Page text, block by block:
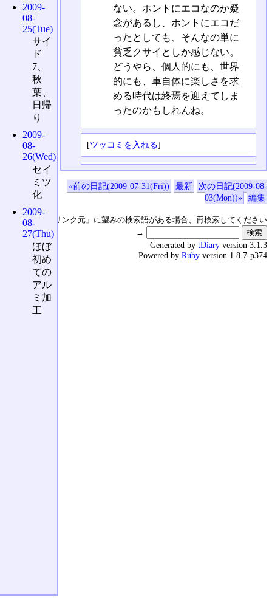
ない。ホントにエコなのか疑
念があるし、ホントにエコだ
ったとしても、そんなの単に
貧乏クサイとしか感じない。
どうやら、個人的にも、世界
的にも、車自体に楽しさを求
める時代は終焉を迎えてしま
ったのかもしれんね。
[ツッコミを入れる]
«前の日記(2009-07-31(Fri)) 最新
次の日記(2009-08-
03(Mon))»
編集
↑の「本日のリンク元」に望みの検索語がある場合、再検索してください
→
2009-
08-
25(Tue)
サイ
ド
7、
秋
葉、
日帰
り
2009-
08-
26(Wed)
セイ
ミツ
化
2009-
08-
27(Thu)
ほぼ
初め
ての
アル
ミ加
工
Generated by tDiary version 3.1.3
Powered by Ruby version 1.8.7-p374